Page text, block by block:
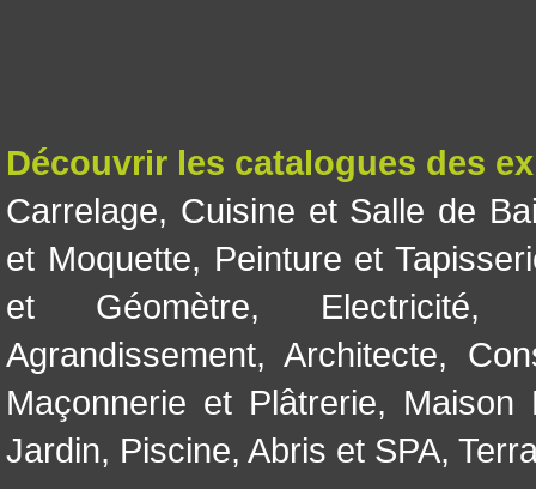
Découvrir les catalogues des
Carrelage, Cuisine et Salle de
et Moquette, Peinture et
et Géomètre, Electricité
Agrandissement, Architecte,
Maçonnerie et Plâtrerie, Maison
Jardin, Piscine, Abris et SPA,